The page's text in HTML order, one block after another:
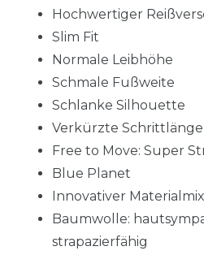
Hochwertiger
Slim Fit
Normale Leibhöhe
Schmale Fußweite
Schlanke Silhouette
Verkürzte Schrittlänge
Free to Move: Super
Blue Planet
Innovativer Materialmix
Baumwolle:
strapazierfähig